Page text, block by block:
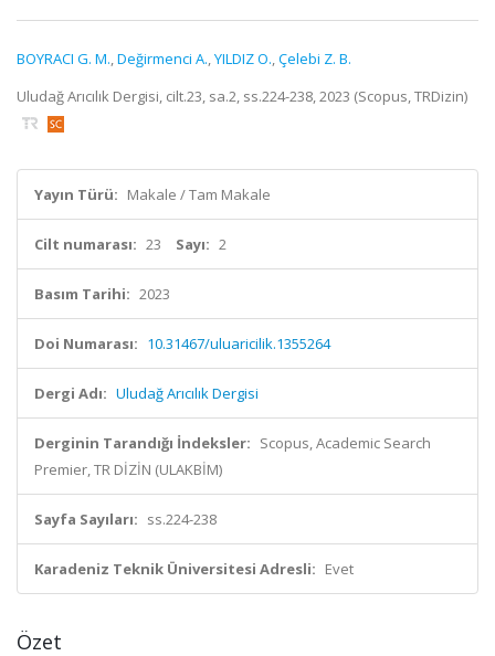
BOYRACI G. M.,Değirmenci A.,YILDIZ O.,Çelebi Z. B.
Uludağ Arıcılık Dergisi, cilt.23, sa.2, ss.224-238, 2023 (Scopus, TRDizin)
Yayın Türü: Makale / Tam Makale
Cilt numarası: 23 Sayı: 2
Basım Tarihi: 2023
Doi Numarası: 10.31467/uluaricilik.1355264
Dergi Adı: Uludağ Arıcılık Dergisi
Derginin Tarandığı İndeksler: Scopus, Academic Search
Premier, TR DİZİN (ULAKBİM)
Sayfa Sayıları: ss.224-238
Karadeniz Teknik Üniversitesi Adresli: Evet
Özet